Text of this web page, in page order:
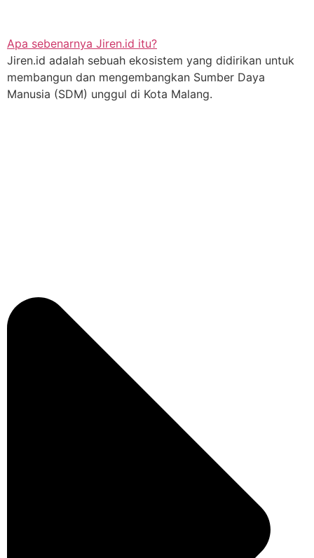
Apa sebenarnya Jiren.id itu?
Jiren.id adalah sebuah ekosistem yang didirikan untuk
membangun dan mengembangkan Sumber Daya
Manusia (SDM) unggul di Kota Malang.